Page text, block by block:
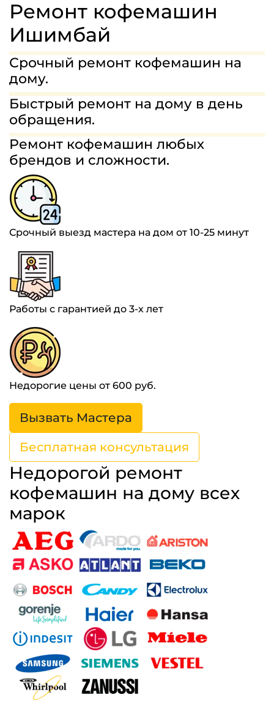
МАСТЕРА
ГАРАНТИИ
СТОИМОСТЬ
ОТЗЫВЫ
8(963)454-68-75
ЗАДАТЬ ВОПРОС
Ремонт кофемашин
Ишимбай
Срочный ремонт кофемашин на
дому.
Быстрый ремонт на дому в день
обращения.
Ремонт кофемашин любых
брендов и сложности.
Срочный выезд мастера на дом от 10-25 минут
Работы с гарантией до 3-х лет
Недорогие цены от 600 руб.
Вызвать Мастера
Бесплатная консультация
Недорогой ремонт
кофемашин на дому всех
марок